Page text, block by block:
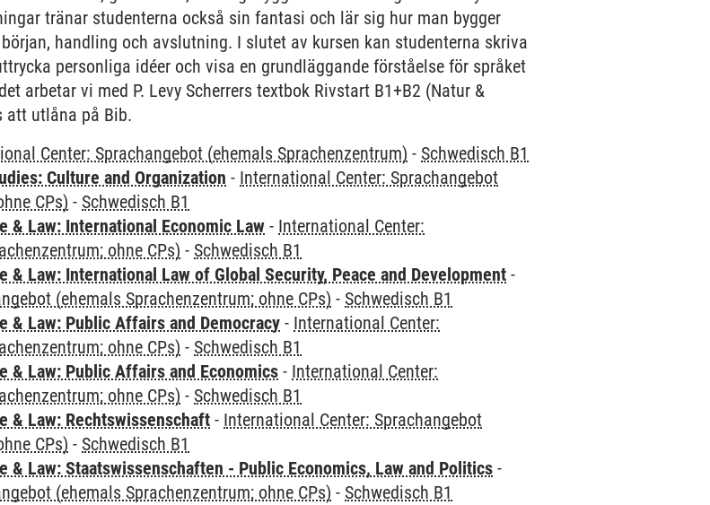
tränar studenterna också sin fantasi och lär sig hur man bygger
handling och avslutning. I slutet av kursen kan studenterna skriva
personliga idéer och visa en grundläggande förståelse för språket
arbetar vi med P. Levy Scherrers textbok Rivstart B1+B2 (Natur &
att utlåna på Bib.
Center: Sprachangebot (ehemals Sprachenzentrum) - Schwedisch B1
Culture and Organization - International Center: Sprachangebot
CPs) - Schwedisch B1
& Law: International Economic Law - International Center:
ohne CPs) - Schwedisch B1
& Law: International Law of Global Security, Peace and Development -
(ehemals Sprachenzentrum; ohne CPs) - Schwedisch B1
& Law: Public Affairs and Democracy - International Center:
ohne CPs) - Schwedisch B1
& Law: Public Affairs and Economics - International Center:
ohne CPs) - Schwedisch B1
& Law: Rechtswissenschaft - International Center: Sprachangebot
CPs) - Schwedisch B1
& Law: Staatswissenschaften - Public Economics, Law and Politics -
(ehemals Sprachenzentrum; ohne CPs) - Schwedisch B1